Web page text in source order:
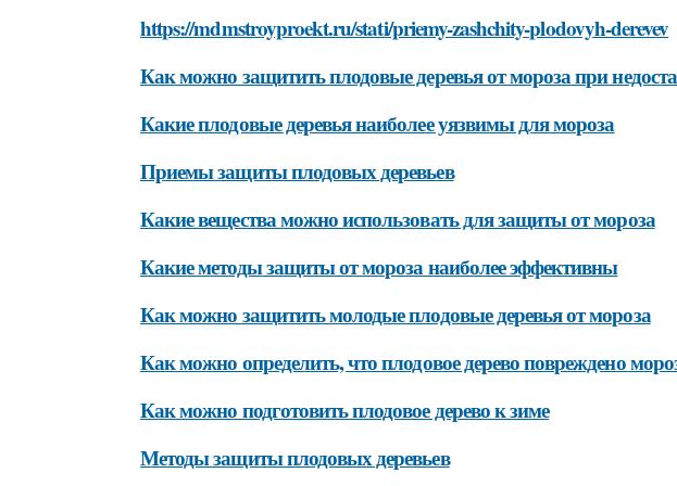
https://mdmstroyproekt.ru/stati/priemy-zashchity-plodovyh-derevev
Как можно защитить плодовые деревья от мороза при
Какие плодовые деревья наиболее уязвимы для мороза
Приемы защиты плодовых деревьев
Какие вещества можно использовать для защиты от мороза
Какие методы защиты от мороза наиболее эффективны
Как можно защитить молодые плодовые деревья от мороза
Как можно определить, что плодовое дерево повреждено
Как можно подготовить плодовое дерево к зиме
Методы защиты плодовых деревьев